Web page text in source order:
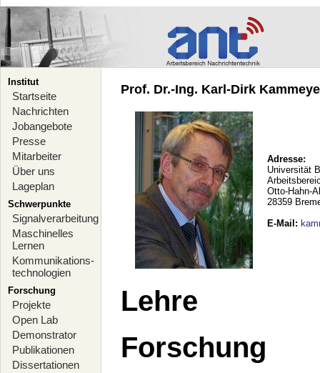
Institut
Startseite
Nachrichten
Jobangebote
Presse
Mitarbeiter
Über uns
Lageplan
Schwerpunkte
Signalverarbeitung
Maschinelles
Lernen
Kommunikations-
technologien
Forschung
Projekte
Open Lab
Demonstrator
Publikationen
Dissertationen
Prof. Dr.-Ing. Karl-Dirk
Adresse:
Universität
Otto-Hahn-
28359
E-Mail :
Lehre
Forschung